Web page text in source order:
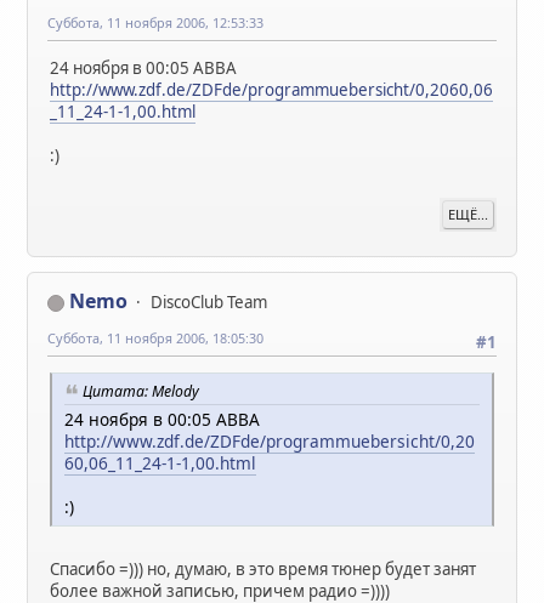
Суббота, 11 ноября 2006, 12:53:33
24 ноября в 00:05 ABBA
http://www.zdf.de/ZDFde/programmuebersicht/0,2060,06
_11_24-1-1,00.html
:)
ЕЩЁ...
Nemo
DiscoClub Team
#1
Суббота, 11 ноября 2006, 18:05:30
Цитата: Melody
24 ноября в 00:05 ABBA
http://www.zdf.de/ZDFde/programmuebersicht/0,20
60,06_11_24-1-1,00.html
:)
Спасибо =))) но, думаю, в это время тюнер будет занят
более важной записью, причем радио =))))